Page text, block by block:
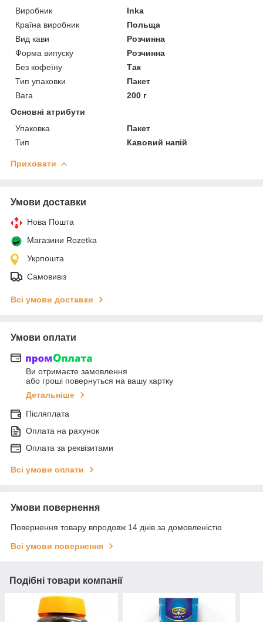
Виробник
Inka
Країна виробник
Польща
Вид кави
Розчинна
Форма випуску
Розчинна
Без кофеїну
Так
Тип упаковки
Пакет
Вага
200 г
Основні атрибути
Упаковка
Пакет
Тип
Кавовий напій
Приховати
Умови доставки
Нова Пошта
Магазини Rozetka
Укрпошта
Самовивіз
Всі умови доставки
Умови оплати
Ви отримаєте замовлення
або гроші повернуться на вашу картку
Детальніше
Післяплата
Оплата на рахунок
Оплата за реквізитами
Всі умови оплати
Умови повернення
Повернення товару впродовж 14 днів за домовленістю
Всі умови повернення
Подібні товари компанії